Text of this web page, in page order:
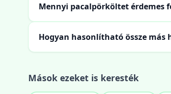
Mennyi pacalpörköltet érdemes
Hogyan hasonlítható össze más
Mások ezeket is keresték